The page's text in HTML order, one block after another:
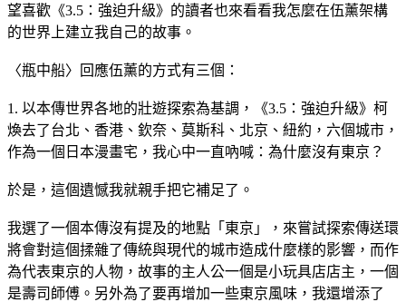
望喜歡《3.5：強迫升級》的讀者也來看看我怎麼在伍薰架構
的世界上建立我自己的故事。
〈瓶中船〉回應伍薰的方式有三個：
1. 以本傳世界各地的壯遊探索為基調，《3.5：強迫升級》柯
煥去了台北、香港、欽奈、莫斯科、北京、紐約，六個城市，
作為一個日本漫畫宅，我心中一直吶喊：為什麼沒有東京？
於是，這個遺憾我就親手把它補足了。
我選了一個本傳沒有提及的地點「東京」，來嘗試探索傳送環
將會對這個揉雜了傳統與現代的城市造成什麼樣的影響，而作
為代表東京的人物，故事的主人公一個是小玩具店店主，一個
是壽司師傅。另外為了要再增加一些東京風味，我還增添了